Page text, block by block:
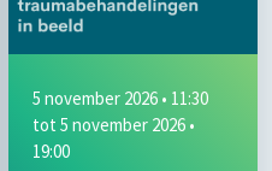
5 november 2026 • 11:30
tot 5 november 2026 •
19:00